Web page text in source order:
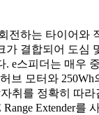
전하는 타이어와
가 결합되어 도심
. e스피더는 매우
브 모터와
취를 정확히 따
Extender를